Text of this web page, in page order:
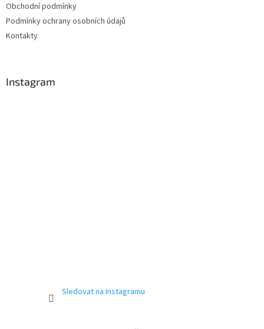
Obchodní podmínky
Podmínky ochrany osobních údajů
Kontakty
Instagram
Sledovat na Instagramu